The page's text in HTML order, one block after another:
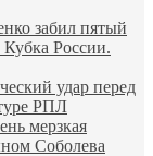
забил пятый
Кубка России.
удар перед
РПЛ
мерзкая
Соболева